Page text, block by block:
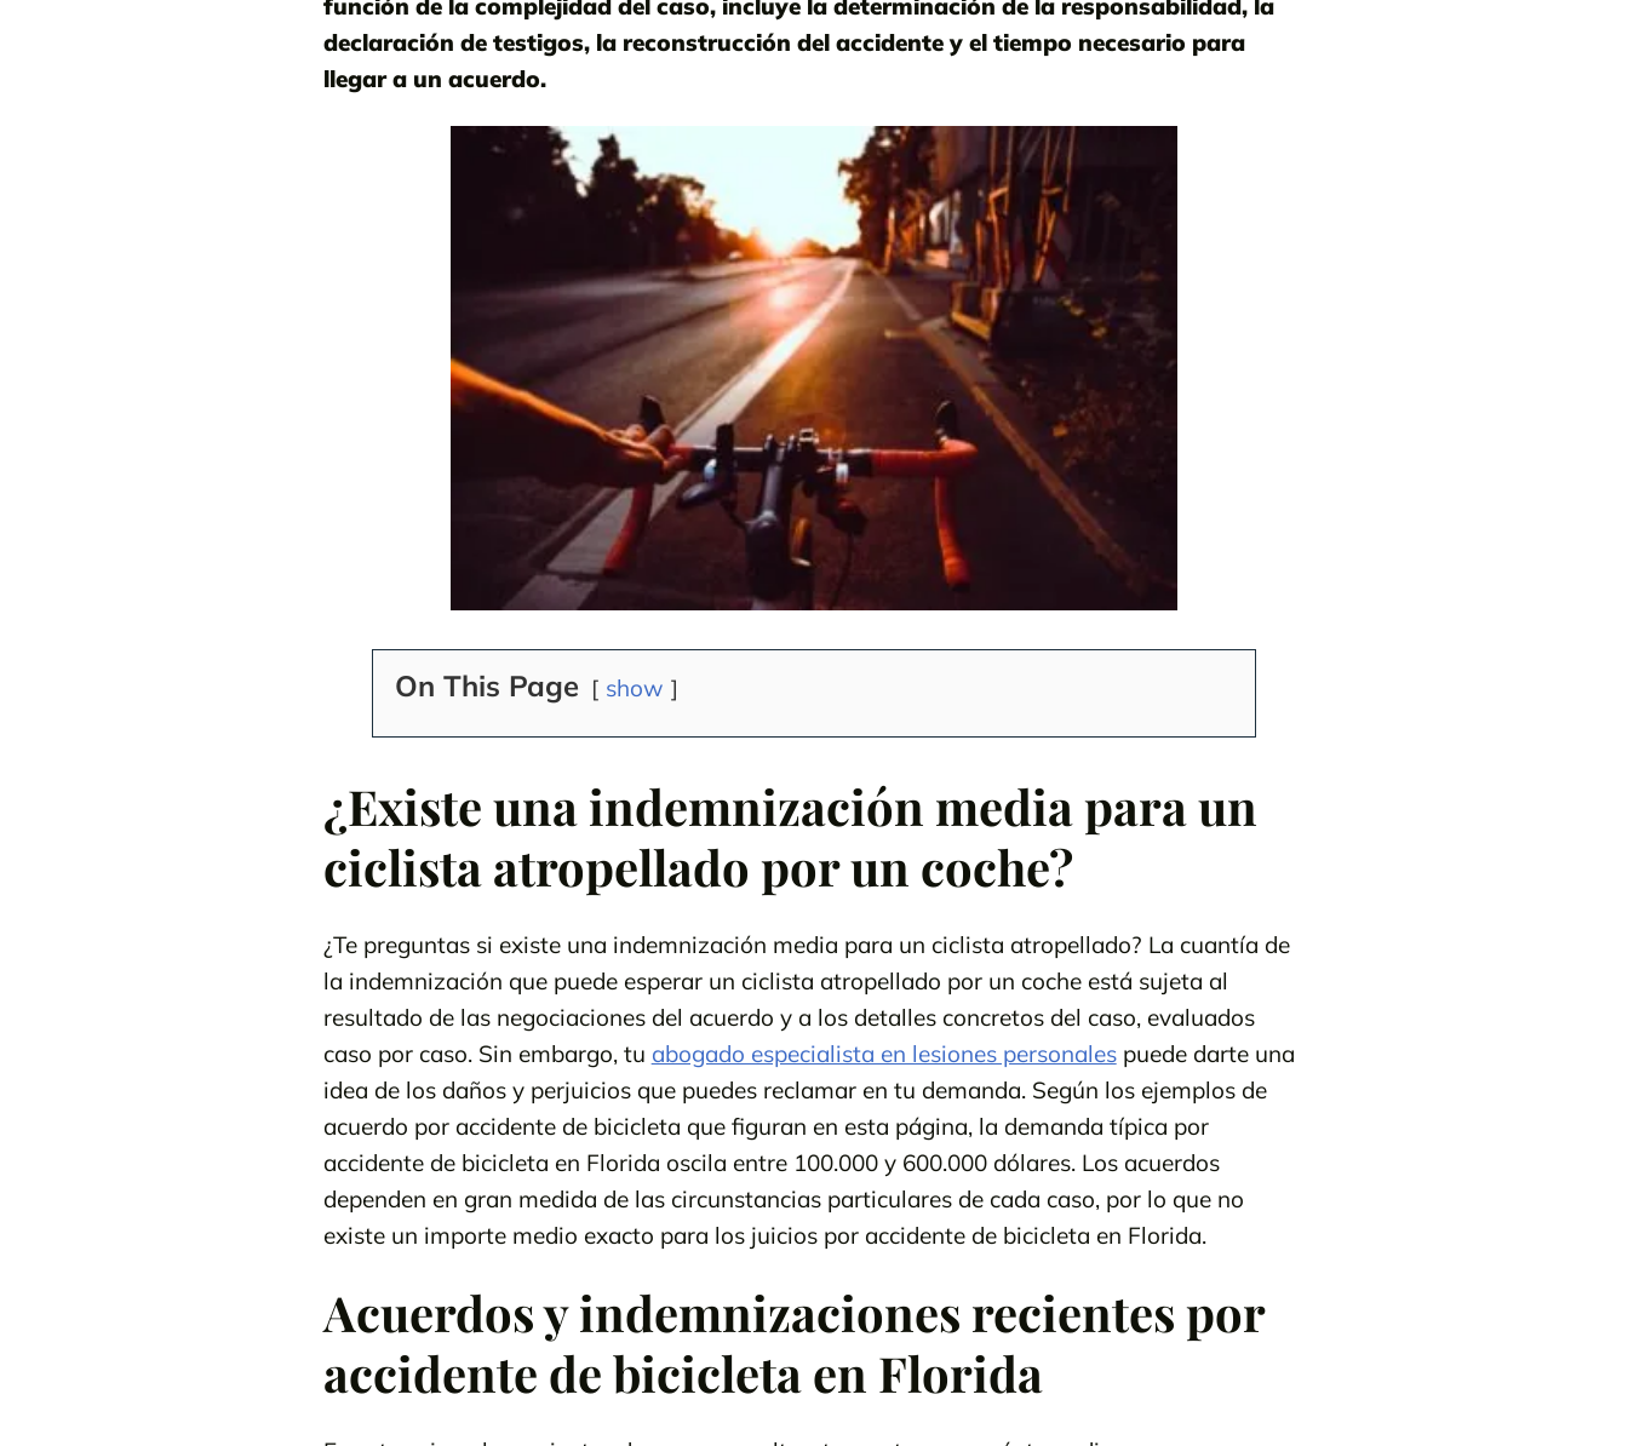
función de la complejidad del caso, incluye la determinación de la responsabilidad, la
declaración de testigos, la reconstrucción del accidente y el tiempo necesario para
llegar a un acuerdo.
On This Page show
¿Existe una indemnización media para un
ciclista atropellado por un coche?
¿Te preguntas si existe una indemnización media para un ciclista atropellado? La cuantía de
la indemnización que puede esperar un ciclista atropellado por un coche está sujeta al
resultado de las negociaciones del acuerdo y a los detalles concretos del caso, evaluados
caso por caso. Sin embargo, tu abogado especialista en lesiones personalespuede darte una
idea de los daños y perjuicios que puedes reclamar en tu demanda. Según los ejemplos de
acuerdo por accidente de bicicleta que figuran en esta página, la demanda típica por
accidente de bicicleta en Florida oscila entre 100.000 y 600.000 dólares. Los acuerdos
dependen en gran medida de las circunstancias particulares de cada caso, por lo que no
existe un importe medio exacto para los juicios por accidente de bicicleta en Florida.
Acuerdos y indemnizaciones recientes por
accidente de bicicleta en Florida